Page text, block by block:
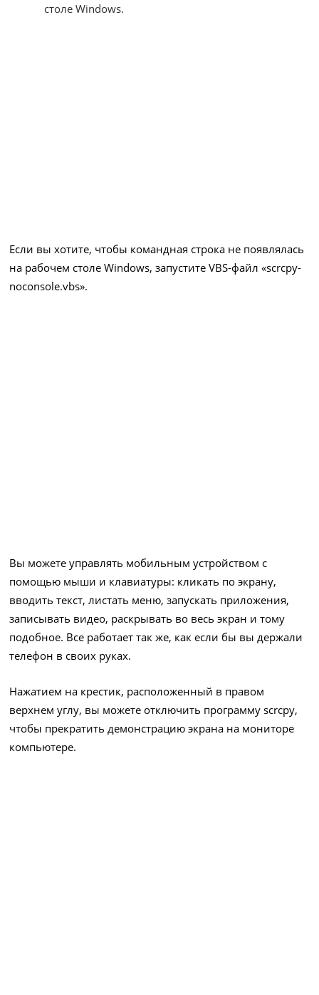
столе Windows.
Если вы хотите, чтобы командная строка не появлялась
на рабочем столе Windows, запустите VBS-файл «scrcpy-
noconsole.vbs».
Вы можете управлять мобильным устройством с
помощью мыши и клавиатуры: кликать по экрану,
вводить текст, листать меню, запускать приложения,
записывать видео, раскрывать во весь экран и тому
подобное. Все работает так же, как если бы вы держали
телефон в своих руках.
Нажатием на крестик, расположенный в правом
верхнем углу, вы можете отключить программу scrcpy,
чтобы прекратить демонстрацию экрана на мониторе
компьютере.